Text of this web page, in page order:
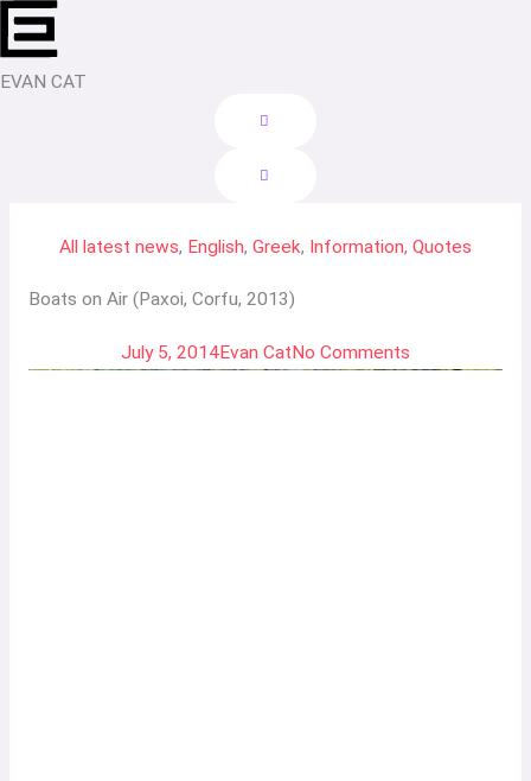
Skip
to
content
EVAN CAT
All latest news, English, Greek, Information, Quotes
Boats on Air (Paxoi, Corfu, 2013)
July 5, 2014Evan CatNo Comments